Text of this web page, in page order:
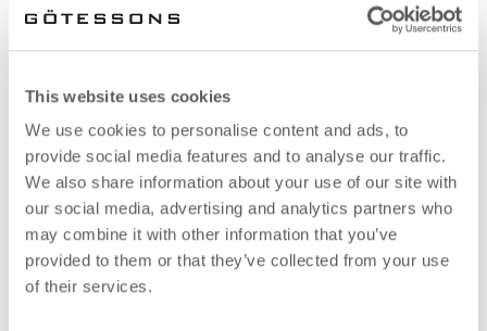
This website uses cookies
We use cookies to personalise content and ads, to
provide social media features and to analyse our traffic.
We also share information about your use of our site with
our social media, advertising and analytics partners who
may combine it with other information that you’ve
provided to them or that they’ve collected from your use
of their services.